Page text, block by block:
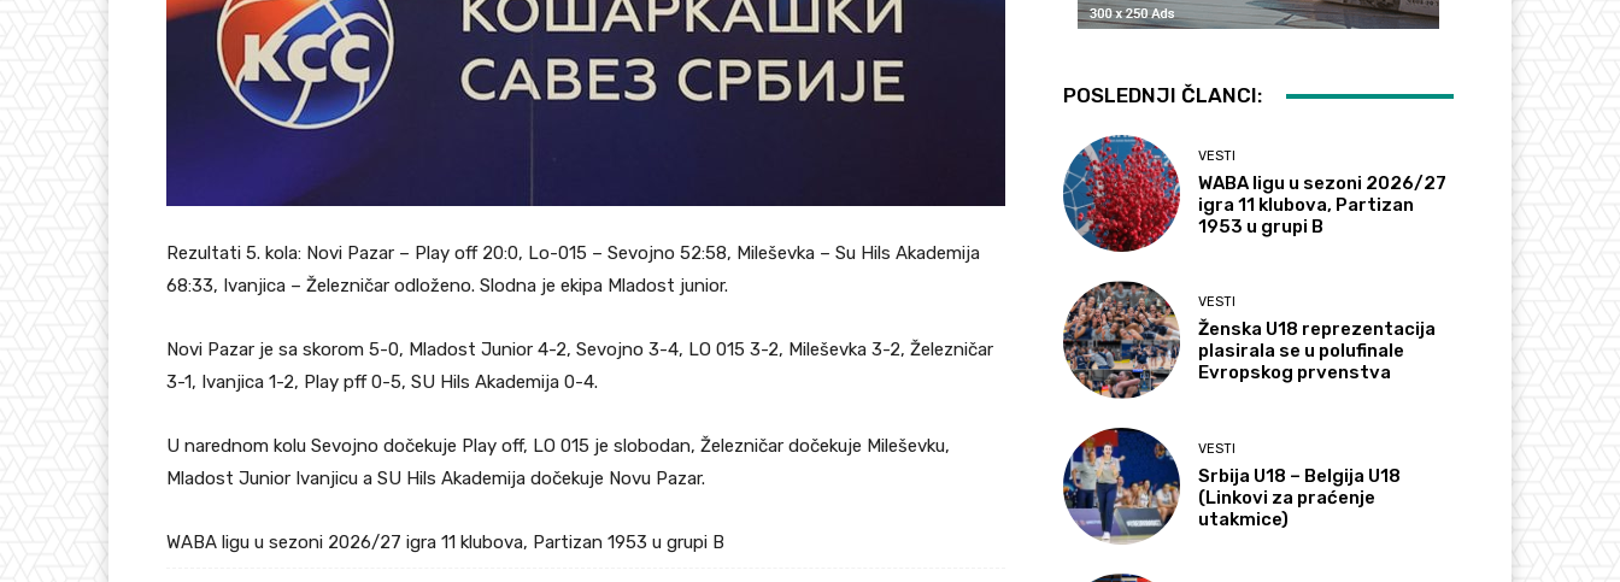
Rezultati 5. kola: Novi Pazar – Play off 20:0, Lo-015 – Sevojno 52:58, Mileševka – Su Hils Akademija
68:33, Ivanjica – Železničar odloženo. Slodna je ekipa Mladost junior.
Novi Pazar je sa skorom 5-0, Mladost Junior 4-2, Sevojno 3-4, LO 015 3-2, Mileševka 3-2, Železničar
3-1, Ivanjica 1-2, Play pff 0-5, SU Hils Akademija 0-4.
U narednom kolu Sevojno dočekuje Play off, LO 015 je slobodan, Železničar dočekuje Mileševku,
Mladost Junior Ivanjicu a SU Hils Akademija dočekuje Novu Pazar.
WABA ligu u sezoni 2026/27 igra 11 klubova, Partizan 1953 u grupi B
POSLEDNJI ČLANCI:
VESTI
WABA ligu u sezoni 2026/27
igra 11 klubova, Partizan
1953 u grupi B
VESTI
Ženska U18 reprezentacija
plasirala se u polufinale
Evropskog prvenstva
VESTI
Srbija U18 – Belgija U18
(Linkovi za praćenje
utakmice)